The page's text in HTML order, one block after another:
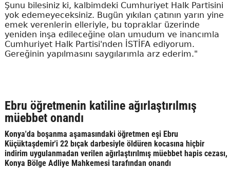
Şunu bilesiniz ki, kalbimdeki Cumhuriyet Halk Partisini
yok edemeyeceksiniz. Bugün yıkılan çatının yarın yine
emek verenlerin elleriyle, bu topraklar üzerinde
yeniden inşa edileceğine olan umudum ve inancımla
Cumhuriyet Halk Partisi'nden İSTİFA ediyorum.
Gereğinin yapılmasını saygılarımla arz ederim."
Ebru öğretmenin katiline ağırlaştırılmış
müebbet onandı
Konya'da boşanma aşamasındaki öğretmen eşi Ebru
Küçüktaşdemir'i 22 bıçak darbesiyle öldüren kocasına hiçbir
indirim uygulanmadan verilen ağırlaştırılmış müebbet hapis cezası,
Konya Bölge Adliye Mahkemesi tarafından onandı